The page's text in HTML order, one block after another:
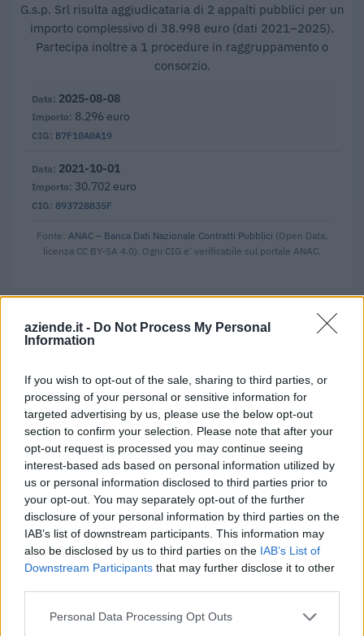
aziende.it - Do Not Process My Personal
Information
If you wish to opt-out of the sale, sharing to third parties, or
processing of your personal or sensitive information for
targeted advertising by us, please use the below opt-out
section to confirm your selection. Please note that after your
opt-out request is processed you may continue seeing
interest-based ads based on personal information utilized by
us or personal information disclosed to third parties prior to
your opt-out. You may separately opt-out of the further
disclosure of your personal information by third parties on the
IAB’s list of downstream participants. This information may
also be disclosed by us to third parties on the IAB’s List of
Downstream Participants that may further disclose it to other
Personal Data Processing Opt Outs
G.s.p. Srl risulta aggiudicataria di 2 appalti pubblici per un
importo complessivo di 38.998 euro (dati 2021–2025).
Partecipa inoltre a 1 procedure in raggruppamento o
consorzio.
B7F10A0A19
2025-08-08
8.296 euro
893728835F
2021-10-01
30.702 euro
Fonte: ANAC – Banca Dati Nazionale Contratti Pubblici (Open Data,
licenza CC BY-SA 4.0). Ogni CIG e' verificabile sul portale ANAC.
Aiuti di Stato e contributi pubblici
per un totale di 51.381 euro (2021–2023).
2023-05-31
Contributo a fondo perduto [e modifiche ai sensi
della decisione SA. 62668 e decisione C(2022) 171 final)
SA 101076)
agenzia delle entrate
2.901 euro
2023-05-20
SA.57496 (2021/N) – Italy – Broadband vouchers
for SMEs